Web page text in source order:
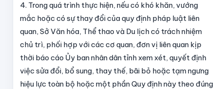
4. Trong quá trình thực hiện, nếu có khó khăn, vướng
mắc hoặc có sự thay đổi của quy định pháp luật liên
quan, Sở Văn hóa, Thể thao và Du lịch có trách nhiệm
chủ trì, phối hợp với các cơ quan, đơn vị liên quan kịp
thời báo cáo Ủy ban nhân dân tỉnh xem xét, quyết định
việc sửa đổi, bổ sung, thay thế, bãi bỏ hoặc tạm ngưng
hiệu lực toàn bộ hoặc một phần Quy định này theo đúng